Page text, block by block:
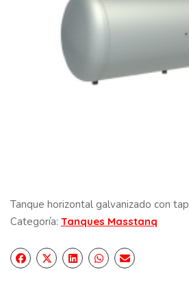
Tanque horizontal galvanizado con
Categoría: Tanques Masstanq